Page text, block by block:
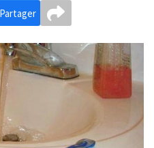
Partager